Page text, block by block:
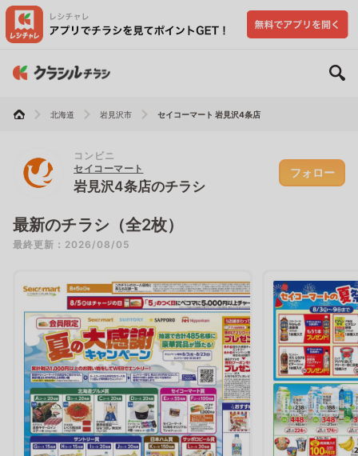
北海道 岩見沢市 セイコーマート 岩見沢4条店
コンビニ
セイコーマート
岩見沢4条店のチラシ
フォロー
最新のチラシ（全2枚）
最終更新：2026/08/05